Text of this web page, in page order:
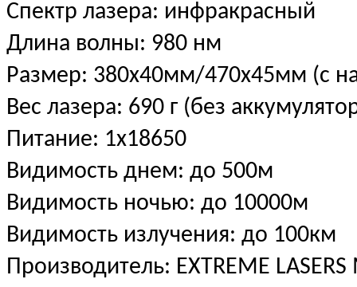
Спектр лазера: инфракрасный
Длина волны: 980 нм
Размер: 380х40мм/470х45мм (с
Вес лазера: 690 г (без
Питание: 1х18650
Видимость днем: до 500м
Видимость ночью: до 10000м
Видимость излучения: до 100км
Производитель: EXTREME